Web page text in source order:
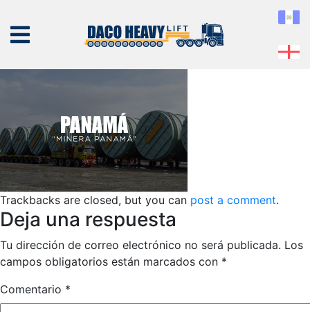
NOSOTROS
EQUIPO
SERVICIOS
PROYECTOS
CONTÁCTENOS
Published 08 de February de 2019at271 × 183
Trackbacks are closed, but you can post a comment.
Deja una respuesta
Tu dirección de correo electrónico no será publicada. Los
campos obligatorios están marcados con *
Comentario *